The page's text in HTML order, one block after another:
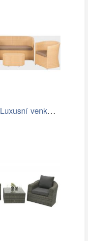
FaKOPA Luxusní venkovní sezení z…